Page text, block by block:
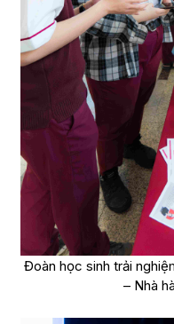
Đoàn học sinh trải
– Nhà